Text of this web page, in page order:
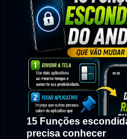
15 Funções
precisa conhecer